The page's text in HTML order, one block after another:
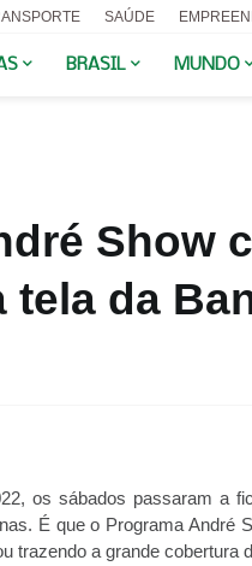
SAÚDE
BRASIL MUNDO
Show
tela da
os sábados passaram a
É que o Programa André
trazendo a grande cobertura